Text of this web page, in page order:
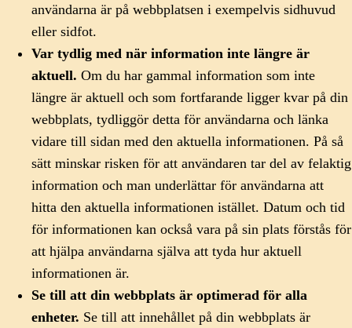
användarna är på webbplatsen i exempelvis sidhuvud
eller sidfot.
Var tydlig med när information inte längre är
aktuell. Om du har gammal information som inte
längre är aktuell och som fortfarande ligger kvar på din
webbplats, tydliggör detta för användarna och länka
vidare till sidan med den aktuella informationen. På så
sätt minskar risken för att användaren tar del av felaktig
information och man underlättar för användarna att
hitta den aktuella informationen istället. Datum och tid
för informationen kan också vara på sin plats förstås för
att hjälpa användarna själva att tyda hur aktuell
informationen är.
Se till att din webbplats är optimerad för alla
enheter. Se till att innehållet på din webbplats är